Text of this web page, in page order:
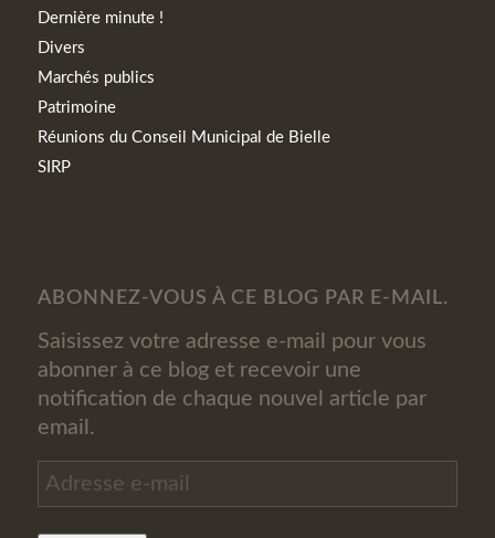
Dernière minute !
Divers
Marchés publics
Patrimoine
Réunions du Conseil Municipal de Bielle
SIRP
ABONNEZ-VOUS À CE BLOG PAR E-MAIL.
Saisissez votre adresse e-mail pour vous
abonner à ce blog et recevoir une
notification de chaque nouvel article par
email.
Adresse
e-
mail